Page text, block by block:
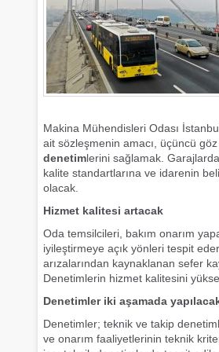
Makina Mühendisleri Odası
ait sözleşmenin amacı, üçüncü
denetimlerini sağlamak.
kalite standartlarına ve idarenin
olacak.
Hizmet kalitesi artacak
Oda temsilcileri, bakım onarım
iyileştirmeye açık yönleri tespit
arızalarından kaynaklanan sefer
Denetimlerin hizmet kalitesini
Denetimler iki aşamada
Denetimler; teknik ve takip
ve onarım faaliyetlerinin teknik